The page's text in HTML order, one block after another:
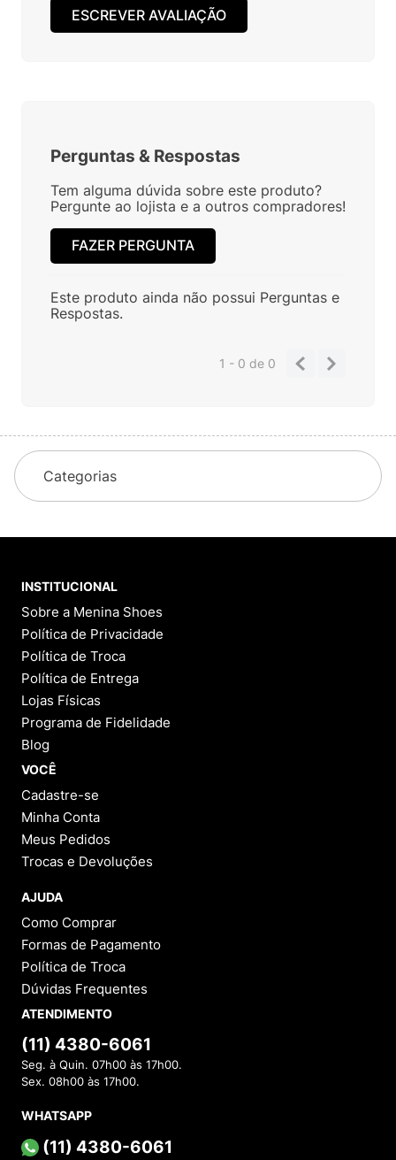
ESCREVER AVALIAÇÃO
Perguntas & Respostas
Tem alguma dúvida sobre este produto?
Pergunte ao lojista e a outros compradores!
FAZER PERGUNTA
Este produto ainda não possui Perguntas e
Respostas.
1 - 0de 0
Categorias
INSTITUCIONAL
Sobre a Menina Shoes
Política de Privacidade
Política de Troca
Política de Entrega
Lojas Físicas
Programa de Fidelidade
Blog
VOCÊ
Cadastre-se
Minha Conta
Meus Pedidos
Trocas e Devoluções
AJUDA
Como Comprar
Formas de Pagamento
Política de Troca
Dúvidas Frequentes
ATENDIMENTO
(11) 4380-6061
Seg. à Quin. 07h00 às 17h00.
Sex. 08h00 às 17h00.
WHATSAPP
(11) 4380-6061